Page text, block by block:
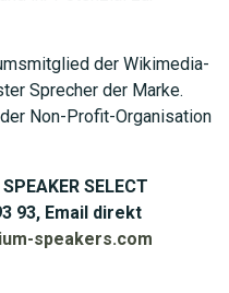
der Wikimedia-
Sprecher der Marke.
Non-Profit-Organisation
SELECT
93, Email direkt
speakers.com